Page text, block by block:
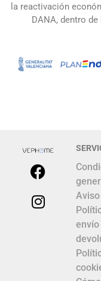
la reactivación
DANA, dentro
Aviso
envío